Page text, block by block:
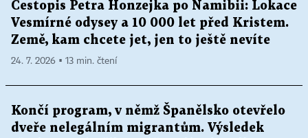
Cestopis Petra Honzejka po Namibii: Lokace
Vesmírné odysey a 10 000 let před Kristem.
Země, kam chcete jet, jen to ještě nevíte
24. 7. 2026 ▪ 13 min. čtení
Končí program, v němž Španělsko otevřelo
dveře nelegálním migrantům. Výsledek